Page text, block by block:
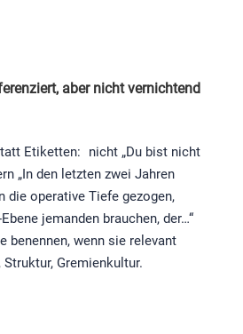
aber nicht vernichtend
Etiketten: nicht „Du bist nicht
„In den letzten zwei Jahren
die operative Tiefe gezogen,
jemanden brauchen, der…“
benennen, wenn sie relevant
Gremienkultur.